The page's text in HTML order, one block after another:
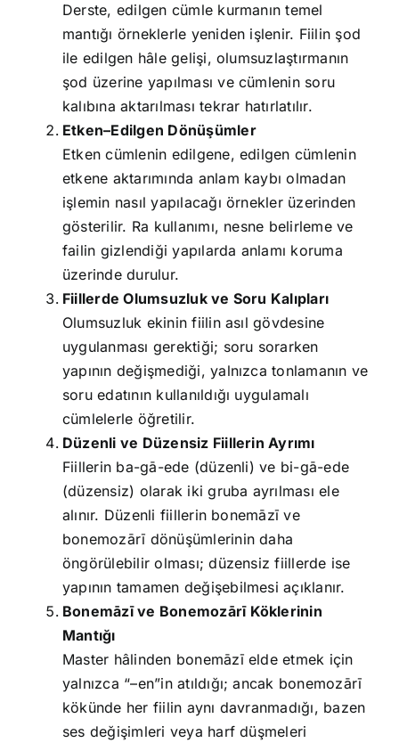
Derste, edilgen cümle kurmanın temel
mantığı örneklerle yeniden işlenir. Fiilin şod
ile edilgen hâle gelişi, olumsuzlaştırmanın
şod üzerine yapılması ve cümlenin soru
kalıbına aktarılması tekrar hatırlatılır.
Etken–Edilgen Dönüşümler
Etken cümlenin edilgene, edilgen cümlenin
etkene aktarımında anlam kaybı olmadan
işlemin nasıl yapılacağı örnekler üzerinden
gösterilir. Ra kullanımı, nesne belirleme ve
failin gizlendiği yapılarda anlamı koruma
üzerinde durulur.
Fiillerde Olumsuzluk ve Soru Kalıpları
Olumsuzluk ekinin fiilin asıl gövdesine
uygulanması gerektiği; soru sorarken
yapının değişmediği, yalnızca tonlamanın ve
soru edatının kullanıldığı uygulamalı
cümlelerle öğretilir.
Düzenli ve Düzensiz Fiillerin Ayrımı
Fiillerin ba-gā-ede (düzenli) ve bi-gā-ede
(düzensiz) olarak iki gruba ayrılması ele
alınır. Düzenli fiillerin bonemāzī ve
bonemozārī dönüşümlerinin daha
öngörülebilir olması; düzensiz fiillerde ise
yapının tamamen değişebilmesi açıklanır.
Bonemāzī ve Bonemozārī Köklerinin
Mantığı
Master hâlinden bonemāzī elde etmek için
yalnızca “–en”in atıldığı; ancak bonemozārī
kökünde her fiilin aynı davranmadığı, bazen
ses değişimleri veya harf düşmeleri